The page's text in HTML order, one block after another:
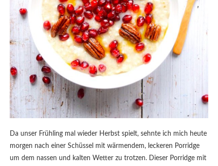
Da unser Frühling mal wieder Herbst spielt, sehnte ich mich heute
morgen nach einer Schüssel mit wärmendem, leckeren Porridge
um dem nassen und kalten Wetter zu trotzen. Dieser Porridge mit